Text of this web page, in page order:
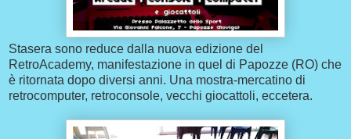
Stasera sono reduce dalla nuova edizione del
RetroAcademy, manifestazione in quel di Papozze (RO) che
è ritornata dopo diversi anni. Una mostra-mercatino di
retrocomputer, retroconsole, vecchi giocattoli, eccetera.